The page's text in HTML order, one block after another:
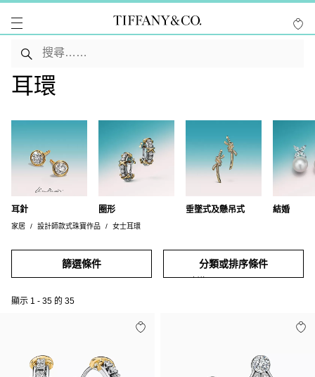
耳環
耳針 圈形 垂墜式及懸吊式 結婚
家居 設計師款式珠寶作品 女士耳環
篩選條件 分類或排序條件
顯示 1 - 35 的 35